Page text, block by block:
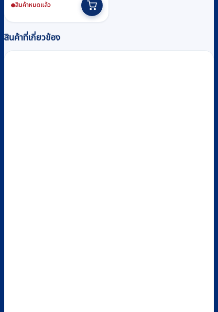
สินค้าหมดแล้ว
สินค้าที่เกี่ยวข้อง